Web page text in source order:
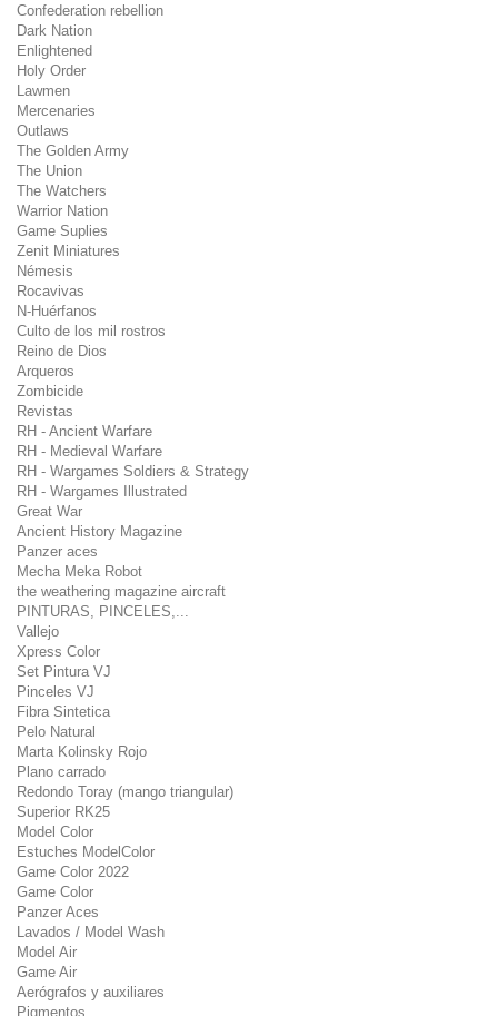
Confederation rebellion
Dark Nation
Enlightened
Holy Order
Lawmen
Mercenaries
Outlaws
The Golden Army
The Union
The Watchers
Warrior Nation
Game Suplies
Zenit Miniatures
Némesis
Rocavivas
N-Huérfanos
Culto de los mil rostros
Reino de Dios
Arqueros
Zombicide
Revistas
RH - Ancient Warfare
RH - Medieval Warfare
RH - Wargames Soldiers & Strategy
RH - Wargames Illustrated
Great War
Ancient History Magazine
Panzer aces
Mecha Meka Robot
the weathering magazine aircraft
PINTURAS, PINCELES,...
Vallejo
Xpress Color
Set Pintura VJ
Pinceles VJ
Fibra Sintetica
Pelo Natural
Marta Kolinsky Rojo
Plano carrado
Redondo Toray (mango triangular)
Superior RK25
Model Color
Estuches ModelColor
Game Color 2022
Game Color
Panzer Aces
Lavados / Model Wash
Model Air
Game Air
Aerógrafos y auxiliares
Pigmentos